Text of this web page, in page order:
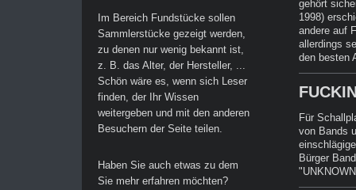
gehört
1998)
andere auf
allerdings
den besten
Für
von Bands
Bürger
Im Bereich Fundstücke sollen
Sammlerstücke gezeigt werden,
zu denen nur wenig bekannt ist,
z. B. das Alter, der Hersteller, ...
Schön wäre es, wenn sich Leser
finden, der Ihr Wissen
weitergeben und mit den anderen
Besuchern der Seite teilen.
Haben Sie auch etwas zu dem
Sie mehr erfahren möchten?